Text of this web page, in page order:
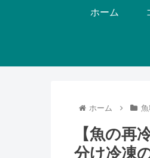
ホーム
ホーム
【魚の再
分け冷凍